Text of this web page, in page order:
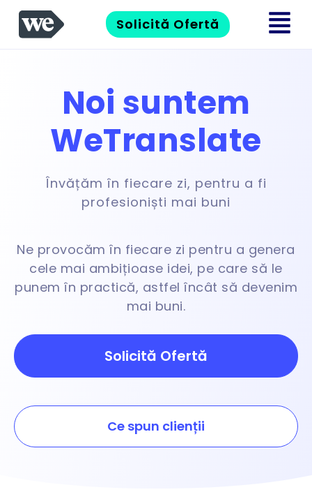
Solicită Ofertă
Noi suntem
WeTranslate
Învățăm în fiecare zi, pentru a fi
profesioniști mai buni
Ne provocăm în fiecare zi pentru a genera
cele mai ambițioase idei, pe care să le
punem în practică, astfel încât să devenim
mai buni.
Solicită Ofertă
Ce spun clienții